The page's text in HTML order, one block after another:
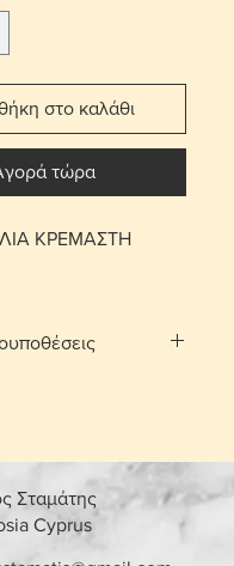
στο καλάθι
τώρα
ΚΡΕΜΑΣΤΗ
Λευκωσίας και
να πατήσετε την
συνάντησης». Θα
συνάντησης και
Σταμάτης
Cyprus